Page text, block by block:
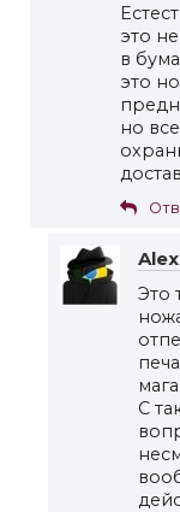
это
в
это
но
Это
С